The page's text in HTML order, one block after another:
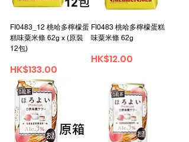
FI0483_12 桃哈多檸檬蛋
糕味粟米條 62g x (原裝
12包)
Price
HK$133.00
FI0483 桃哈多檸檬蛋糕
味粟米條 62g
Price
HK$12.00